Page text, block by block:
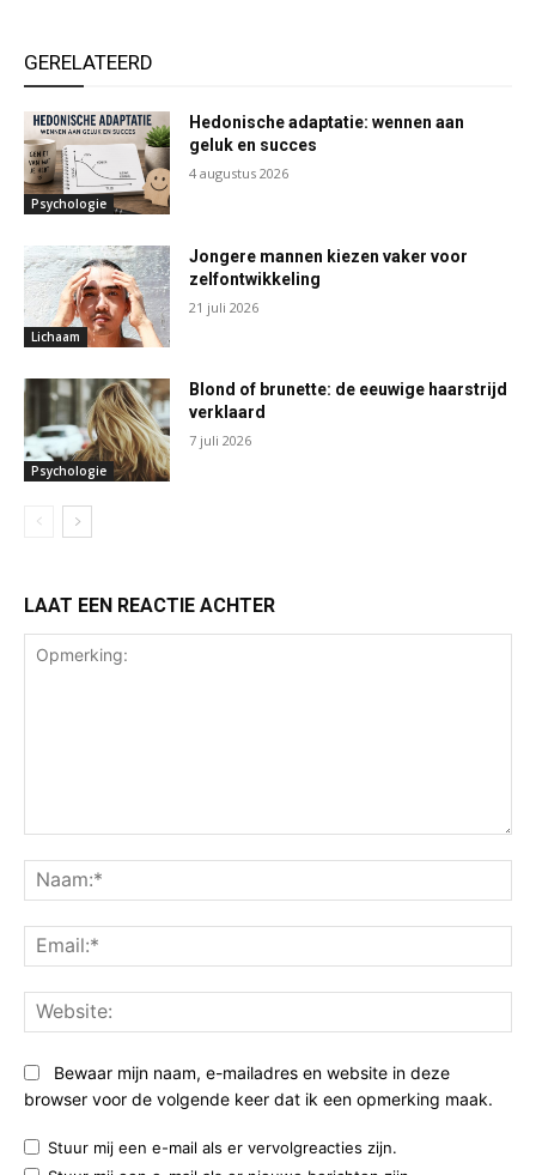
GERELATEERD
Psychologie
Hedonische adaptatie: wennen aan
geluk en succes
4 augustus 2026
Lichaam
Jongere mannen kiezen vaker voor
zelfontwikkeling
21 juli 2026
Psychologie
Blond of brunette: de eeuwige haarstrijd
verklaard
7 juli 2026
LAAT EEN REACTIE ACHTER
Bewaar mijn naam, e-mailadres en website in deze
browser voor de volgende keer dat ik een opmerking maak.
Stuur mij een e-mail als er vervolgreacties zijn.